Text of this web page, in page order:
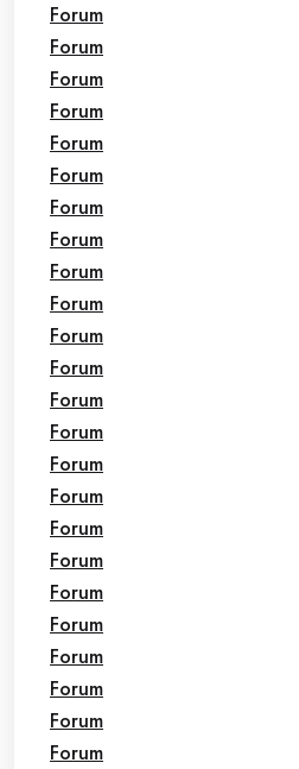
Forum
Forum
Forum
Forum
Forum
Forum
Forum
Forum
Forum
Forum
Forum
Forum
Forum
Forum
Forum
Forum
Forum
Forum
Forum
Forum
Forum
Forum
Forum
Forum